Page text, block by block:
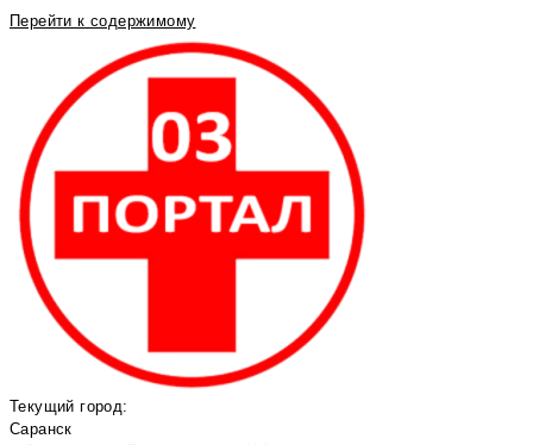
Перейти к содержимому
Текущий город:
Саранск